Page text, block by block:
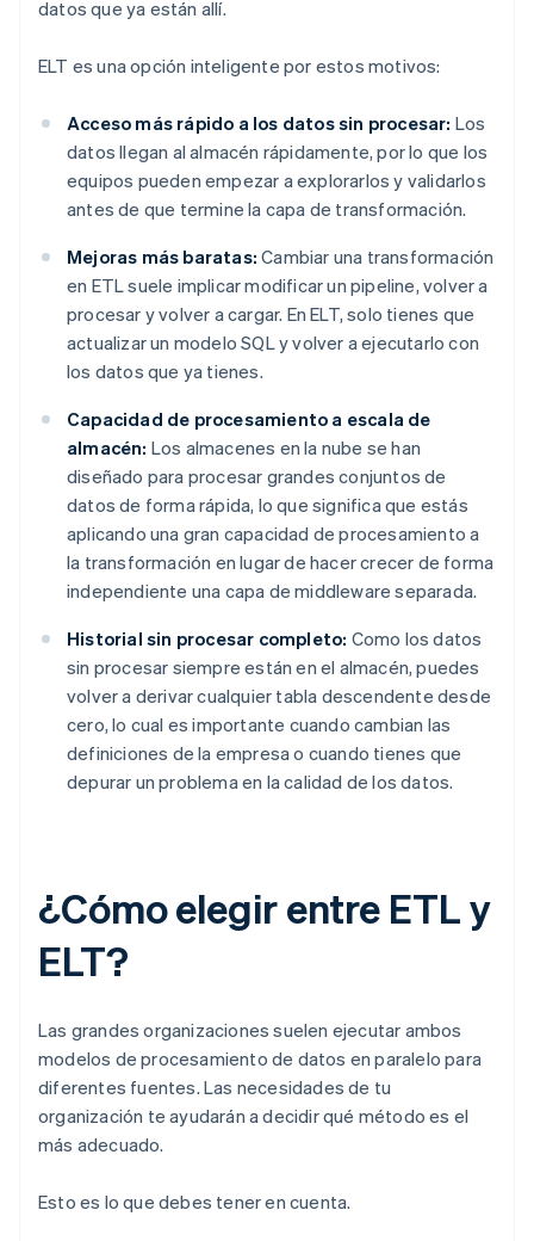
datos que ya están allí.
ELT es una opción inteligente por estos motivos:
Acceso más rápido a los datos sin procesar: Los
datos llegan al almacén rápidamente, por lo que los
equipos pueden empezar a explorarlos y validarlos
antes de que termine la capa de transformación.
Mejoras más baratas: Cambiar una transformación
en ETL suele implicar modificar un pipeline, volver a
procesar y volver a cargar. En ELT, solo tienes que
actualizar un modelo SQL y volver a ejecutarlo con
los datos que ya tienes.
Capacidad de procesamiento a escala de
almacén: Los almacenes en la nube se han
diseñado para procesar grandes conjuntos de
datos de forma rápida, lo que significa que estás
aplicando una gran capacidad de procesamiento a
la transformación en lugar de hacer crecer de forma
independiente una capa de middleware separada.
Historial sin procesar completo: Como los datos
sin procesar siempre están en el almacén, puedes
volver a derivar cualquier tabla descendente desde
cero, lo cual es importante cuando cambian las
definiciones de la empresa o cuando tienes que
depurar un problema en la calidad de los datos.
¿Cómo elegir entre ETL y
ELT?
Las grandes organizaciones suelen ejecutar ambos
modelos de procesamiento de datos en paralelo para
diferentes fuentes. Las necesidades de tu
organización te ayudarán a decidir qué método es el
más adecuado.
Esto es lo que debes tener en cuenta.